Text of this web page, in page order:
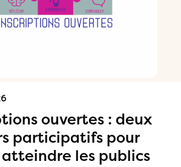
ouvertes : deux
participatifs pour
les publics